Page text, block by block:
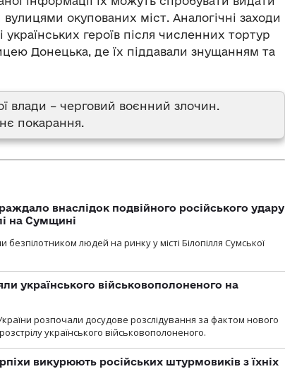
окупованих міст. Аналогічні заходи
українських героїв після численних тортур
Донецька, де їх піддавали знущанням та
влади – черговий воєнний злочин.
покарання.
внаслідок подвійного російського удару
на Сумщині
безпілотником людей на ринку у місті Білопілля Сумської
українського військовополоненого на
розпочали досудове розслідування за фактом нового
українського військовополоненого.
викурюють російських штурмовиків з їхніх